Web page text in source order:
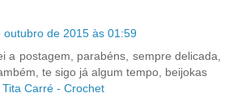
outubro de 2015 às 01:59
a postagem, parabéns, sempre delicada,
te sigo já algum tempo, beijokas
Carré - Crochet